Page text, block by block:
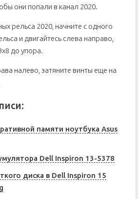
они попали в канал 2020.
рельса 2020, начните с одного
и двигайтесь слева направо,
до упора.
налево, затяните винты еще на
памяти ноутбука Asus
Dell Inspiron 13-5378
диска в Dell Inspiron 15